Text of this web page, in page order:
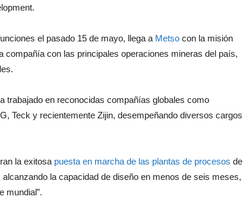
el pasado 15 de mayo, llega a Metso con la misión
compañía con las principales operaciones mineras del país,
trabajado en reconocidas compañías globales como
Teck y recientemente Zijin, desempeñando diversos cargos
la exitosa puesta en marcha de las plantas de procesos de
la capacidad de diseño en menos de seis meses,
mundial”.